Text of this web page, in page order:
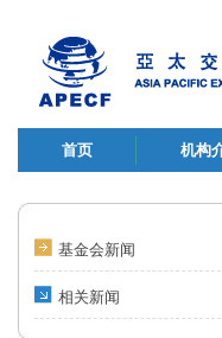
首页 机构
基金会新闻
相关新闻